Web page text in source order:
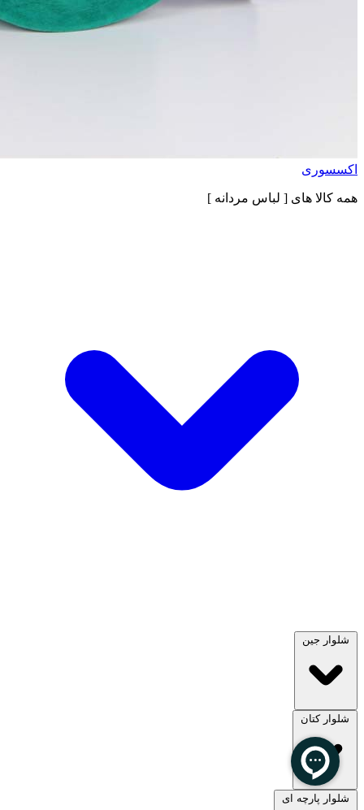
اکسسوری
همه کالا های [ لباس مردانه ]
شلوار جین
مشاهده همه
شلوار کتان
شلوار پارچه ای